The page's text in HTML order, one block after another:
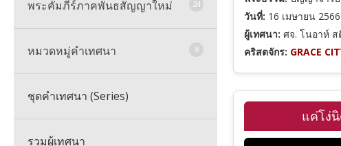
พระคัมภีร์ภาคพันธสัญญาใหม่ 24
รวมพระคัมภีร์ภาคพันธสัญญาใหม่
มัทธิว
มาระโก
หมวดหมู่คำเทศนา 8
รวมหมวดหมู่คำเทศนาทั้งหมด
พระคุณและความรอด
ชุดคำเทศนา (Series)
รวมผู้เทศนา
วันที่: 16 เมษายน 2566
ผู้เทศนา: ศจ. โนอาห์ ส
คริสตจักร: GRACE
แค่โง่